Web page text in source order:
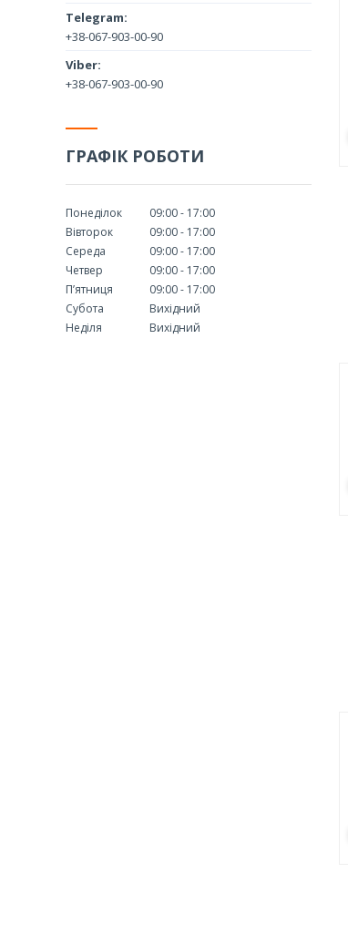
+38-067-903-00-90
+38-067-903-00-90
ГРАФІК РОБОТИ
Понеділок 09:00
17:00
Вівторок
09:00
17:00
Середа
09:00
17:00
Четвер
09:00
17:00
Пʼятниця
09:00
17:00
Субота
Вихідний
Неділя
Вихідний